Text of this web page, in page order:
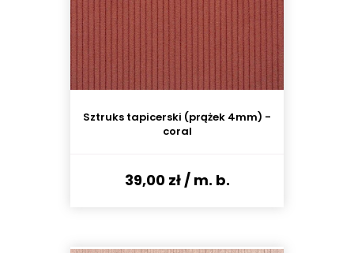
Sztruks tapicerski (prążek 4mm) -
coral
39,00 zł/ m. b.